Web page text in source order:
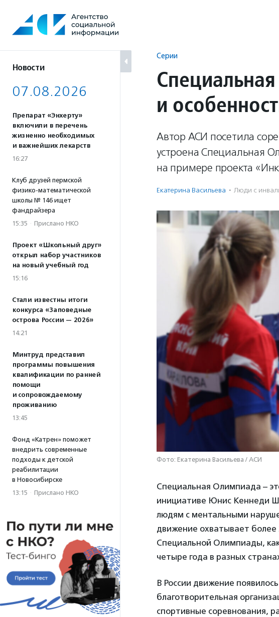
содержанию
Новости
07.08.2026
Препарат «Энхерту»
включили в перечень
жизненно необходимых
и важнейших лекарств
16:27
Клуб друзей пермской
физико-математической
школы № 146 ищет
фандрайзера
15:35 · Прислано НКО
Проект «Школьный друг»
открыл набор участников
на новый учебный год
15:16
Стали известны итоги
конкурса «Заповедные
острова России — 2026»
14:21
Минтруд представил
программы повышения
квалификации по ранней
помощи
и сопровождаемому
проживанию
13:45
Фонд «Катрен» поможет
внедрить современные
подходы к детской
реабилитации
в Новосибирске
13:15 · Прислано НКО
Серии
и
Автор АСИ посетила
устроена Специальная
на примере проекта
Екатерина Васильева · Люди с
Фото: Екатерина Васильева / АСИ
Специальная Олимпиада –
инициативе Юнис Кеннеди
людям с ментальными
движение охватывает
Специальной Олимпиады,
четыре года в разных
В России движение
благотворительная
спортивные соревнования,